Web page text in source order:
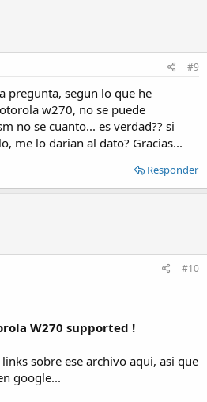
#9
pregunta, segun lo que he
w270, no se puede
no se cuanto... es verdad?? si
me lo darian al dato? Gracias...
Responder
#10
W270 supported !
sobre ese archivo aqui, asi que
google...